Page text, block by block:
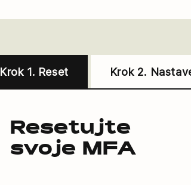
Krok 1. Reset Krok 2.
Resetujte
svoje MFA